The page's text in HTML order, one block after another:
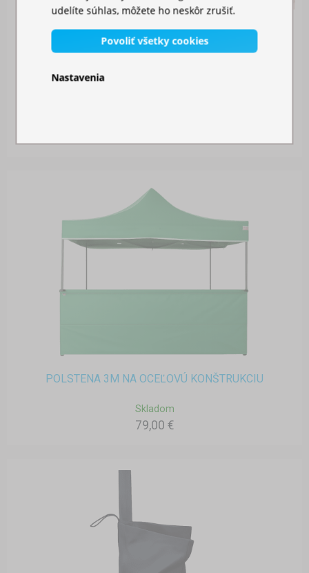
POLSTENA 3M NA OCEĽOVÚ KONŠTRUKCIU
Skladom
79,00 €
udelíte súhlas, môžete ho neskôr zrušiť.
Povoliť všetky cookies
Nastavenia